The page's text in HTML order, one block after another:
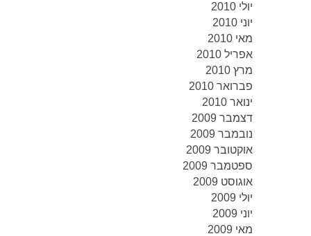
יולי 2010
יוני 2010
מאי 2010
אפריל 2010
מרץ 2010
פברואר 2010
ינואר 2010
דצמבר 2009
נובמבר 2009
אוקטובר 2009
ספטמבר 2009
אוגוסט 2009
יולי 2009
יוני 2009
מאי 2009